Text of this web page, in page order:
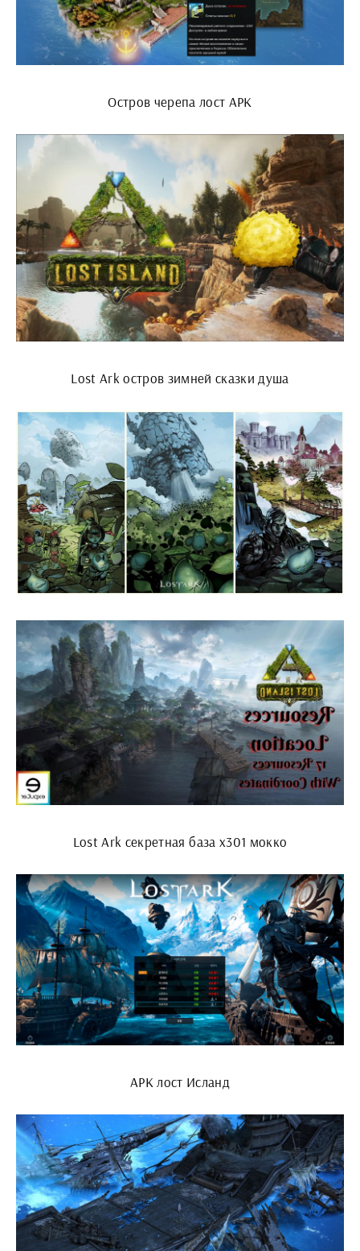
Остров черепа лост АРК
Lost Ark остров зимней сказки душа
Lost Ark секретная база x301 мокко
АРК лост Исланд